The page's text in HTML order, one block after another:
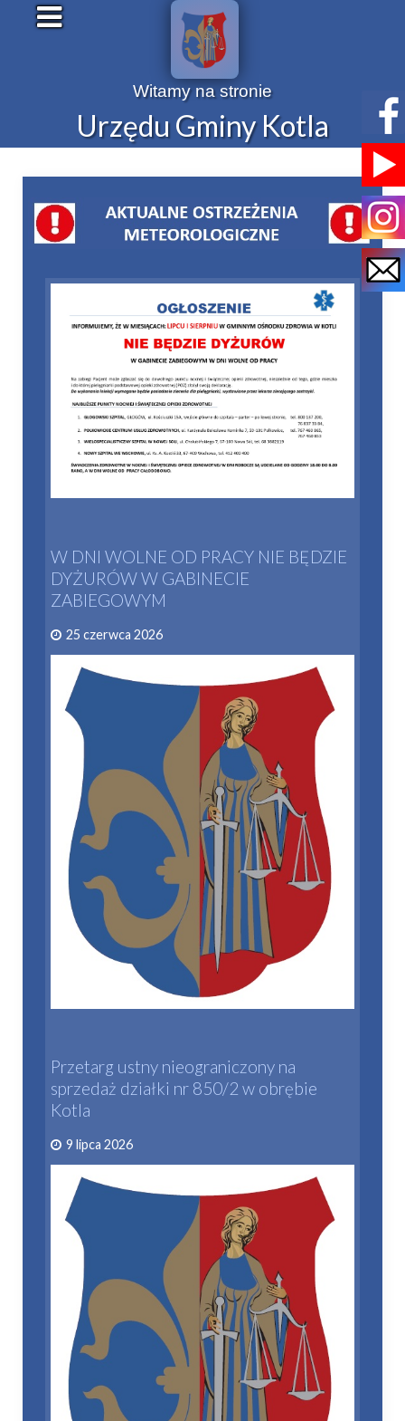
Witamy na stronie
Urzędu Gminy Kotla
W DNI WOLNE OD PRACY NIE BĘDZIE
DYŻURÓW W GABINECIE
ZABIEGOWYM
25 czerwca 2026
Przetarg ustny nieograniczony na
sprzedaż działki nr 850/2 w obrębie
Kotla
9 lipca 2026